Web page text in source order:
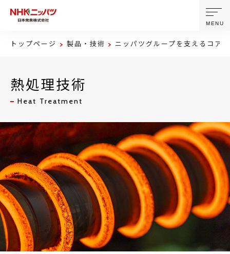
製品・技術
企業情報
ニュース
サステナビリティ
株主・投資家情報
採用情報
MENU
トップページ 製品・技術 ニッパツグループを支えるコア
熱処理技術
Heat Treatment